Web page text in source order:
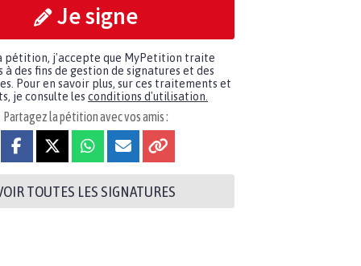
Je signe
pétition, j'accepte que MyPetition traite
à des fins de gestion de signatures et des
Pour en savoir plus, sur ces traitements et
je consulte les conditions d'utilisation.
Partagez la pétition avec vos amis :
TOUTES LES SIGNATURES